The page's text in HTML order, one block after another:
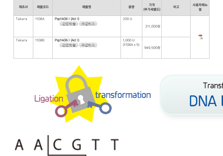
제조사 제품코드 제품명 용량
가격
(부가세별도)
비고
사용자매뉴
얼
Takara 1108A Psp1406 I (Acl I) 200 U
211,000원
Takara 1108B Psp1406 I (Acl I)
1,000 U
(1108A x 5)
949,500원